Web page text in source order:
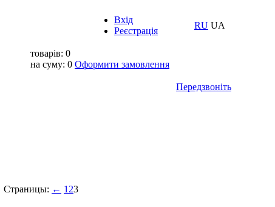
Вхід
Реєстрація
RU UA
товарів: 0
на суму: 0 Оформити замовлення
Передзвоніть
Страницы: ← 1 23